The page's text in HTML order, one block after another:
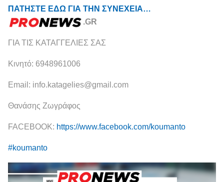
ΠΑΤΗΣΤΕ ΕΔΩ ΓΙΑ ΤΗΝ ΣΥΝΕΧΕΙΑ…
.GR
ΓΙΑ ΤΙΣ ΚΑΤΑΓΓΕΛΙΕΣ ΣΑΣ
Κινητό: 6948961006
Email: info.katagelies@gmail.com
Θανάσης Ζωγράφος
FACEBOOK: https://www.facebook.com/koumanto
#koumanto